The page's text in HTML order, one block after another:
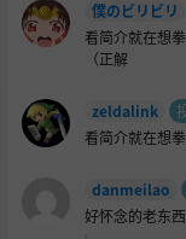
僕のビリビリ
看简介就在想
（正解
zeldalink
看简介就在想
danmeilao
好怀念的老东